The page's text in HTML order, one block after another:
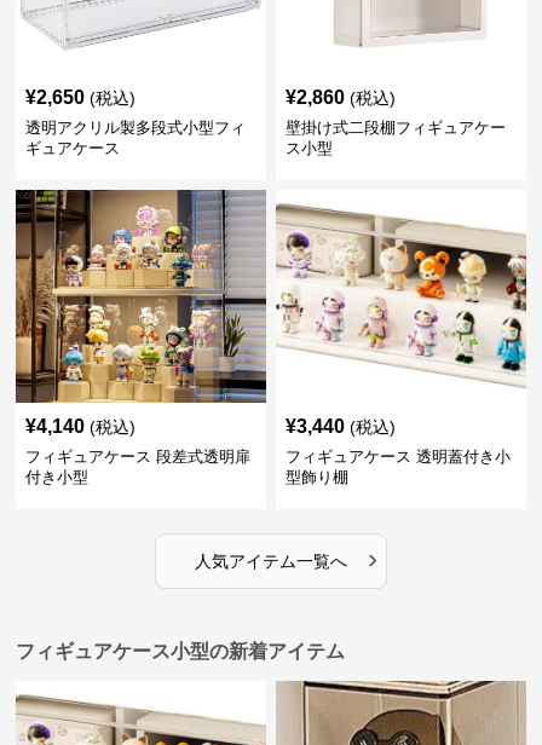
¥2,650 (税込)
透明アクリル製多段式小型フィ
ギュアケース
¥2,860 (税込)
壁掛け式二段棚フィギュアケー
ス小型
¥4,140 (税込)
フィギュアケース 段差式透明扉
付き小型
¥3,440 (税込)
フィギュアケース 透明蓋付き小
型飾り棚
人気アイテム一覧へ ›
フィギュアケース小型の新着アイテム